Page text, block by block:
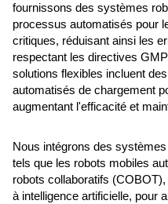
fournissons des systèmes
processus automatisés pour
critiques, réduisant ainsi les
respectant les directives
solutions flexibles incluent
automatisés de chargement
augmentant l'efficacité et
Nous intégrons des
tels que les robots mobiles
robots collaboratifs
à intelligence artificielle, pour